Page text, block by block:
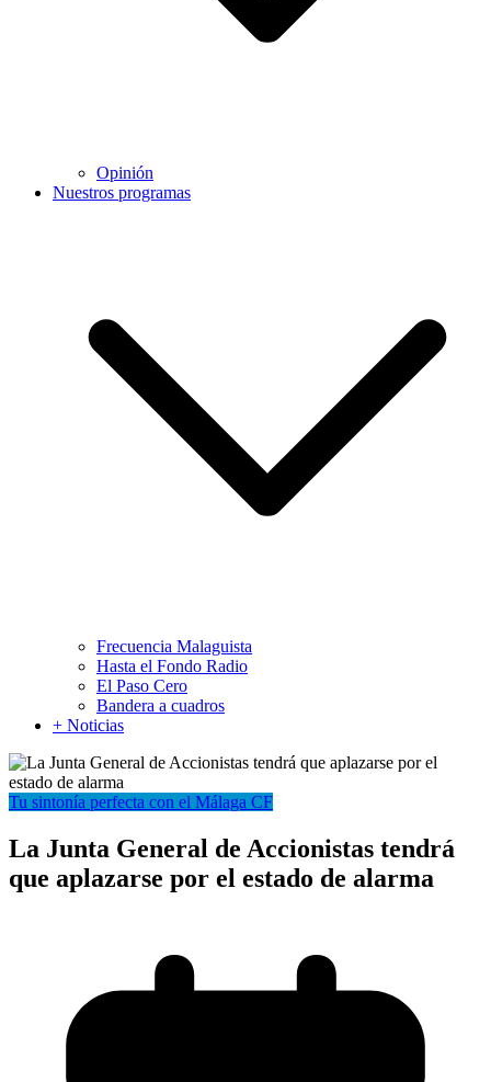
Opinión
Nuestros programas
Frecuencia Malaguista
Hasta el Fondo Radio
El Paso Cero
Bandera a cuadros
+ Noticias
Tu sintonía perfecta con el Málaga CF
La Junta General de Accionistas tendrá
que aplazarse por el estado de alarma